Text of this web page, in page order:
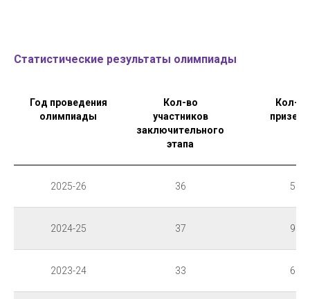
Статистические результаты олимпиады
Год проведения
олимпиады
Кол-во
участников
заключительного
этапа
Кол-во
2025-26 36 5
2024-25 37 9
2023-24 33 6